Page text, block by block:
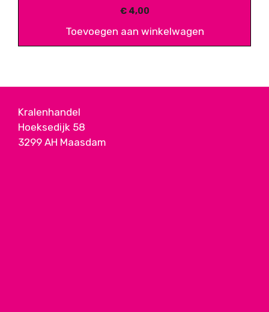
€4,00
Toevoegen aan winkelwagen
Kralenhandel
Hoeksedijk 58
3299 AH Maasdam